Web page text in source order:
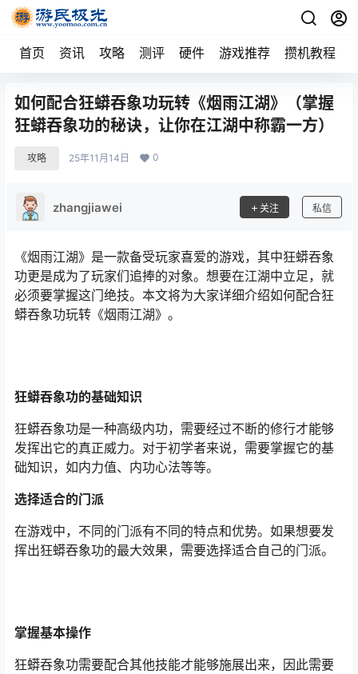
首页 资讯 攻略 测评 硬件 游戏推荐 攒机教程
如何配合狂蟒吞象功玩转《烟雨江湖》（掌握
狂蟒吞象功的秘诀，让你在江湖中称霸一方）
攻略 25年11月14日 0
zhangjiawei 关注 私信
《烟雨江湖》是一款备受玩家喜爱的游戏，其中狂蟒吞象
功更是成为了玩家们追捧的对象。想要在江湖中立足，就
必须要掌握这门绝技。本文将为大家详细介绍如何配合狂
蟒吞象功玩转《烟雨江湖》。
狂蟒吞象功的基础知识
狂蟒吞象功是一种高级内功，需要经过不断的修行才能够
发挥出它的真正威力。对于初学者来说，需要掌握它的基
础知识，如内力值、内功心法等等。
选择适合的门派
在游戏中，不同的门派有不同的特点和优势。如果想要发
挥出狂蟒吞象功的最大效果，需要选择适合自己的门派。
掌握基本操作
狂蟒吞象功需要配合其他技能才能够施展出来，因此需要